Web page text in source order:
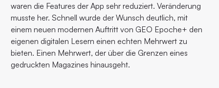
waren die Features der App sehr reduziert. Veränderung
musste her. Schnell wurde der Wunsch deutlich, mit
einem neuen modernen Auftritt von GEO Epoche+ den
eigenen digitalen Lesern einen echten Mehrwert zu
bieten. Einen Mehrwert, der über die Grenzen eines
gedruckten Magazines hinausgeht.